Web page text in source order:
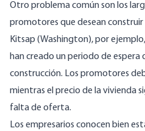
Otro problema común son los
promotores que desean construir
Kitsap (Washington), por
han creado un periodo de espera
construcción. Los promotores
mientras el precio de la vivienda
falta de oferta.
Los empresarios conocen bien